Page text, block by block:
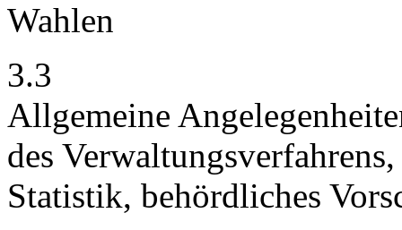
Wahlen
3.3
Allgemeine
des
Statistik, behördliches